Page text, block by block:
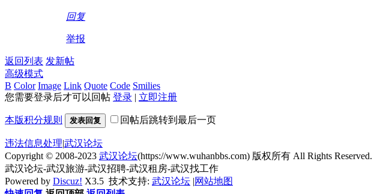
回复
举报
返回列表 发新帖
高级模式
B Color Image Link Quote Code Smilies
您需要登录后才可以回帖 登录 | 立即注册
本版积分规则 发表回复 回帖后跳转到最后一页
违法信息处理|武汉论坛
Copyright © 2008-2023 武汉论坛(https://www.wuhanbbs.com) 版权所有 All Rights Reserved.
武汉论坛-武汉旅游-武汉招聘-武汉租房-武汉找工作
Powered by Discuz! X3.5 技术支持: 武汉论坛 |网站地图